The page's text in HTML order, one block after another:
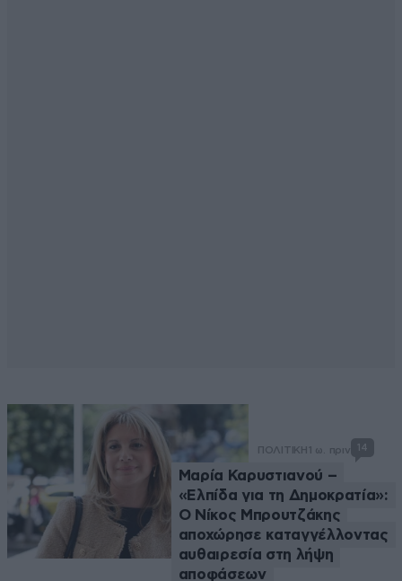
ΠΟΛΙΤΙΚΗ 1 ω. πριν 14
Μαρία Καρυστιανού –
«Ελπίδα για τη Δημοκρατία»:
Ο Νίκος Μπρουτζάκης
αποχώρησε καταγγέλλοντας
αυθαιρεσία στη λήψη
αποφάσεων